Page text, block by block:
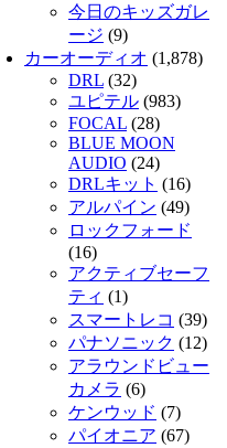
今日のキッズガレ
ージ (9)
カーオーディオ (1,878)
DRL (32)
ユピテル (983)
FOCAL (28)
BLUE MOON
AUDIO (24)
DRLキット (16)
アルパイン (49)
ロックフォード
(16)
アクティブセーフ
ティ (1)
スマートレコ (39)
パナソニック (12)
アラウンドビュー
カメラ (6)
ケンウッド (7)
パイオニア (67)